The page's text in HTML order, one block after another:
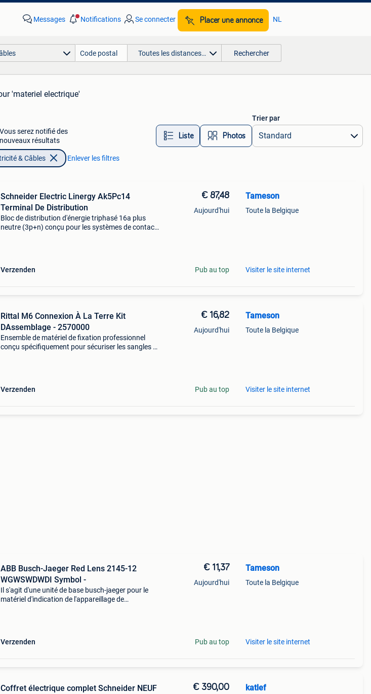
Messages Notifications Se connecter Placer une annonce NL
Toutes les distances… Rechercher
'materiel electrique'
Vous serez notifié des
nouveaux résultats
Liste Photos
Trier par
& Câbles Enlever les filtres
Schneider Electric Linergy Ak5Pc14
Terminal De Distribution
Bloc de distribution d'énergie triphasé 16a plus
neutre (3p+n) conçu pour les systèmes de contact
Verzenden
€ 87,48
Aujourd'hui
Pub au top
Tameson
Toute la Belgique
Visiter le site internet
Rittal M6 Connexion À La Terre Kit
DAssemblage - 2570000
Ensemble de matériel de fixation professionnel
conçu spécifiquement pour sécuriser les sangles de
Verzenden
€ 16,82
Aujourd'hui
Pub au top
Tameson
Toute la Belgique
Visiter le site internet
ABB Busch-Jaeger Red Lens 2145-12
WGWSWDWDI Symbol -
Il s'agit d'une unité de base busch-jaeger pour le
matériel d'indication de l'appareillage de
Verzenden
€ 11,37
Aujourd'hui
Pub au top
Tameson
Toute la Belgique
Visiter le site internet
Coffret électrique complet Schneider NEUF
€ 390,00 katlef